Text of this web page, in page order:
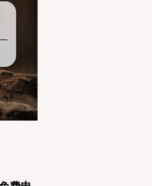
破除宠
去哪
府机构
物政策
条“从
国家公
生态与
美地、红